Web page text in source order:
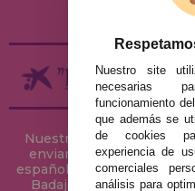
Nuestra tienda de
enviamos tus puzzles a
español: Álava, Albacete,
Badajoz, Baleares,
Nuestro site
necesarias
funcionamiento
que además se
de cookies
experiencia de
comerciales
análisis para